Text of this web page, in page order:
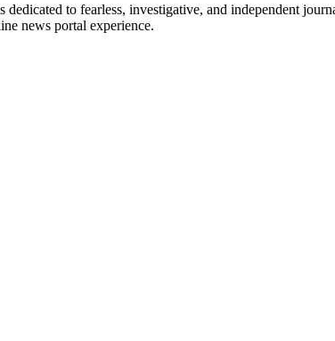
to fearless, investigative, and independent
news portal experience.